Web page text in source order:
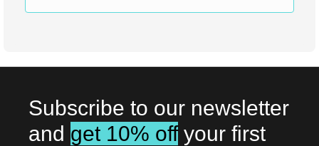
Subscribe to our newsletter
and get 10% off your first